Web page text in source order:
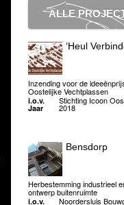
ALLE
‘Heul
Inzending voor de
Oostelijke Vechtplassen
i.o.v. Stichting Icoon
Jaar 2018
Bensdorp
Herbestemming industrieel
ontwerp buitenruimte
i.o.v. Noordersluis